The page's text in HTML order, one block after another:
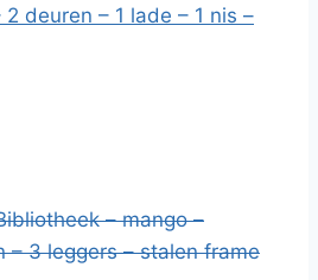
deuren – 1 lade – 1 nis –
– mango –
– 3 leggers – stalen frame